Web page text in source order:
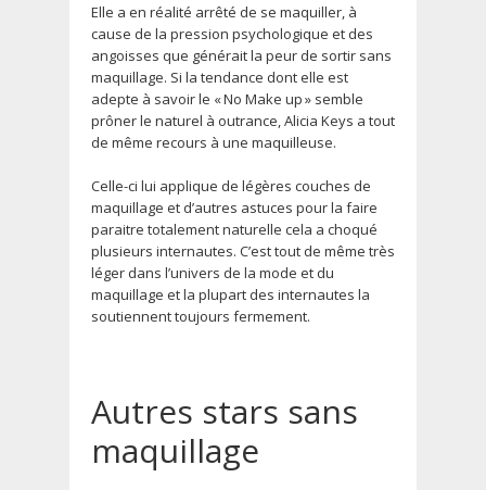
Elle a en réalité arrêté de se maquiller, à
cause de la pression psychologique et des
angoisses que générait la peur de sortir sans
maquillage. Si la tendance dont elle est
adepte à savoir le « No Make up » semble
prôner le naturel à outrance, Alicia Keys a tout
de même recours à une maquilleuse.
Celle-ci lui applique de légères couches de
maquillage et d’autres astuces pour la faire
paraitre totalement naturelle cela a choqué
plusieurs internautes. C’est tout de même très
léger dans l’univers de la mode et du
maquillage et la plupart des internautes la
soutiennent toujours fermement.
Autres stars sans
maquillage